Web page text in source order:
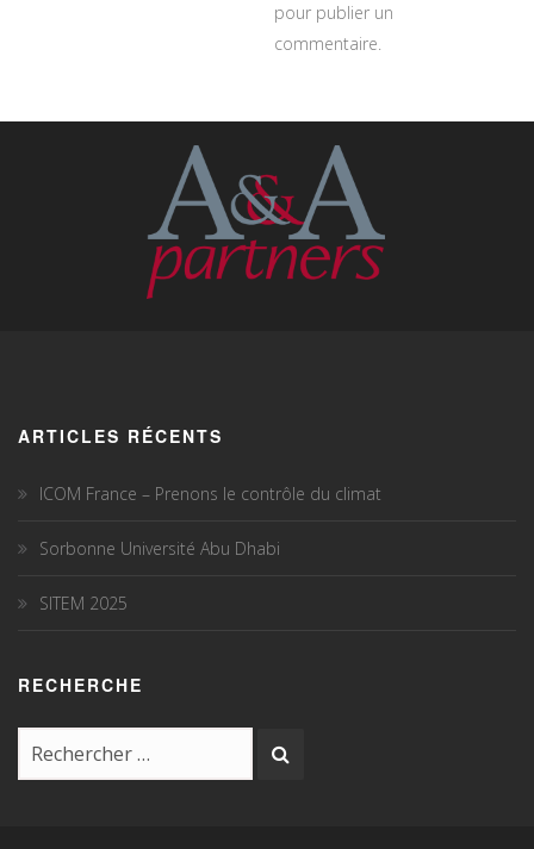
pour publier un
commentaire.
ARTICLES RÉCENTS
ICOM France – Prenons le contrôle du climat
Sorbonne Université Abu Dhabi
SITEM 2025
RECHERCHE